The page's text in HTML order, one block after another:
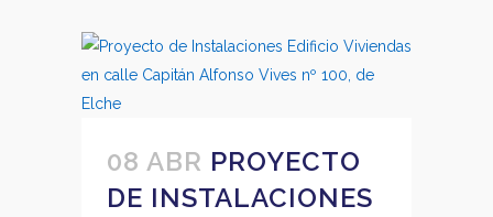
08 ABR PROYECTO
DE INSTALACIONES